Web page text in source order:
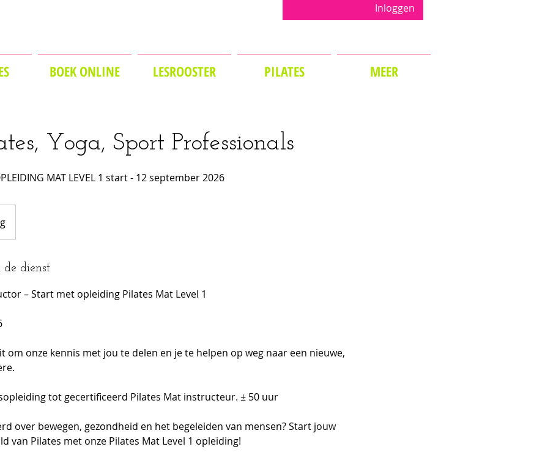
Inloggen
BOEK ONLINE LESROOSTER PILATES MEER
Yoga, Sport Professionals
MAT LEVEL 1 start - 12 september 2026
dienst
– Start met opleiding Pilates Mat Level 1
om onze kennis met jou te delen en je te helpen op weg naar een nieuwe,
tot gecertificeerd Pilates Mat instructeur. ± 50 uur
over bewegen, gezondheid en het begeleiden van mensen? Start jouw
van Pilates met onze Pilates Mat Level 1 opleiding!